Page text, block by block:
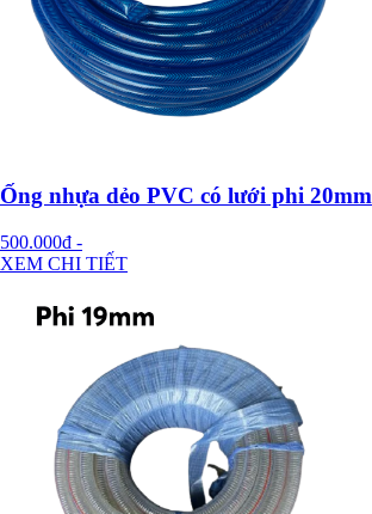
Ống nhựa dẻo PVC có lưới phi 20mm
500.000đ -
XEM CHI TIẾT